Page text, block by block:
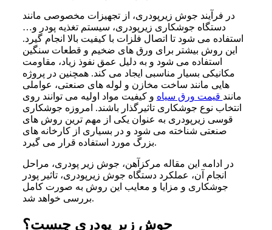
در فرآیند جوش زیرپودری، از تجهیزات مخصوصی مانند
دستگاه جوشکاری زیرپودری، سیستم تغذیه پودر و…
استفاده می شود تا اتصال فلزات با کیفیت بالا انجام گیرد.
این روش بیشتر برای ورق های ضخیم و قطعات سنگین
استفاده می شود و به دلیل عمق نفوذ زیاد، مقاومت
مکانیکی بسیار مناسبی ایجاد می کند. همچنین در پروژه
هایی مانند ساخت مخازن و لوله های صنعتی، عواملی
مانند قیمت ورق سیاه و کیفیت مواد اولیه می توانند روی
انتخاب نوع جوشکاری تاثیرگذار باشند. امروزه جوشکاری
قوسی زیرپودری به عنوان یکی از مهم ترین روش های
صنعتی شناخته می شود و در بسیاری از کارخانه های
بزرگ مورد استفاده قرار می گیرد.
در ادامه این مقاله مرکزآهن، جوش زیر پودری، مراحل
انجام آن، عملکرد دستگاه جوش زیرپودری، تاثیر پودر
جوشکاری و مزایا و معایب این روش به صورت کامل
بررسی خواهد شد.
جوش زیر پودری چیست؟